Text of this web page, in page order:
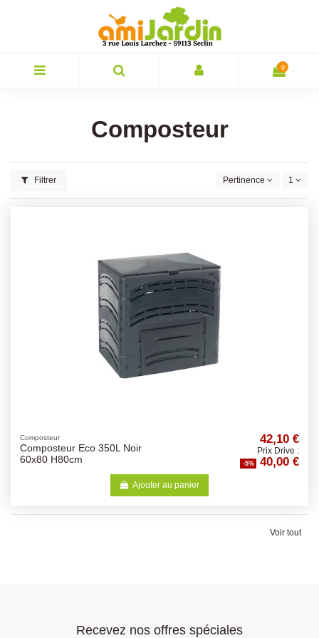
0
Composteur
Filtrer Pertinence 1
Composteur
Composteur Eco 350L Noir
60x80 H80cm
42,10 €
Prix Drive :
-5% 40,00 €
Ajouter au panier
Voir tout
Recevez nos offres spéciales